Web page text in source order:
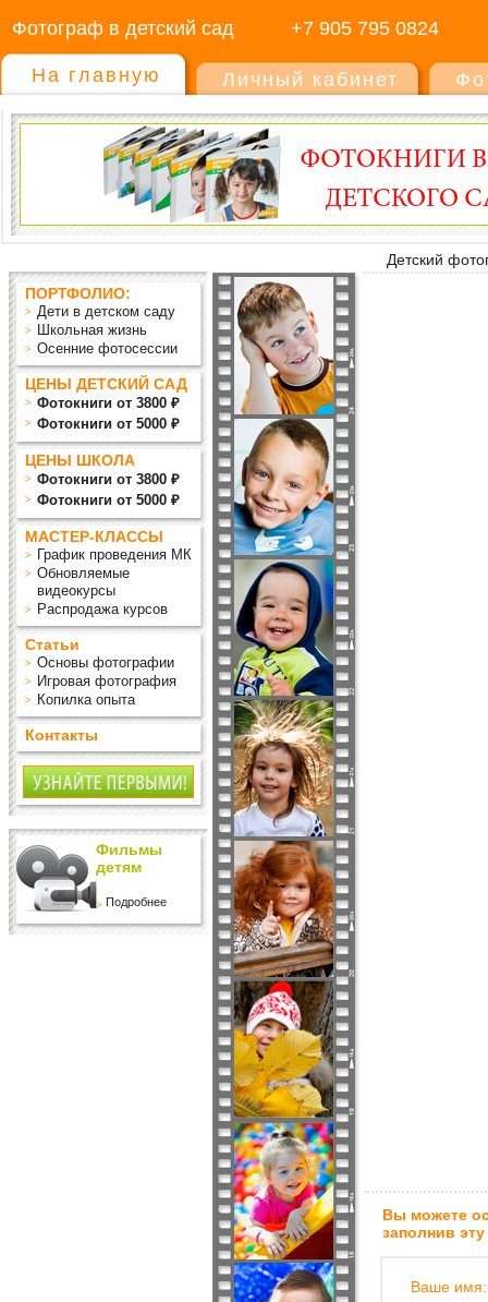
Фотограф в детский сад +7 905 795 0824
На главную Личный кабинет
Детский
ПОРТФОЛИО:
Дети в детском саду
Школьная жизнь
Осенние фотосессии
ЦЕНЫ ДЕТСКИЙ САД
Фотокниги от 3800 ₽
Фотокниги от 5000 ₽
ЦЕНЫ ШКОЛА
Фотокниги от 3800 ₽
Фотокниги от 5000 ₽
МАСТЕР-КЛАССЫ
График проведения МК
Обновляемые
видеокурсы
Распродажа курсов
Статьи
Основы фотографии
Игровая фотография
Копилка опыта
Контакты
Фильмы
детям
Подробнее
Вы можете
заполнив
Ваше имя: